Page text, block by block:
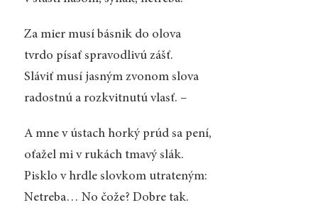
Za mier musí básnik do olova
tvrdo písať spravodlivú zášť.
Sláviť musí jasným zvonom slova
radostnú a rozkvitnutú vlasť. –
A mne v ústach horký prúd sa pení,
oťažel mi v rukách tmavý slák.
Pisklo v hrdle slovkom utrateným:
Netreba… No čože? Dobre tak.